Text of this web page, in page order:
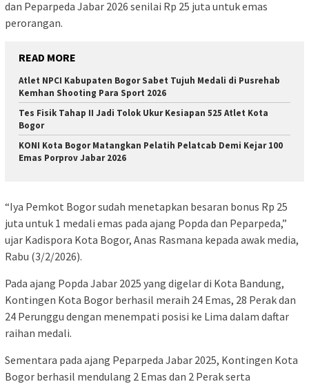
dan Peparpeda Jabar 2026 senilai Rp 25 juta untuk emas
perorangan.
READ MORE
Atlet NPCI Kabupaten Bogor Sabet Tujuh Medali di Pusrehab
Kemhan Shooting Para Sport 2026
Tes Fisik Tahap II Jadi Tolok Ukur Kesiapan 525 Atlet Kota
Bogor
KONI Kota Bogor Matangkan Pelatih Pelatcab Demi Kejar 100
Emas Porprov Jabar 2026
“Iya Pemkot Bogor sudah menetapkan besaran bonus Rp 25
juta untuk 1 medali emas pada ajang Popda dan Peparpeda,”
ujar Kadispora Kota Bogor, Anas Rasmana kepada awak media,
Rabu (3/2/2026).
Pada ajang Popda Jabar 2025 yang digelar di Kota Bandung,
Kontingen Kota Bogor berhasil meraih 24 Emas, 28 Perak dan
24 Perunggu dengan menempati posisi ke Lima dalam daftar
raihan medali.
Sementara pada ajang Peparpeda Jabar 2025, Kontingen Kota
Bogor berhasil mendulang 2 Emas dan 2 Perak serta